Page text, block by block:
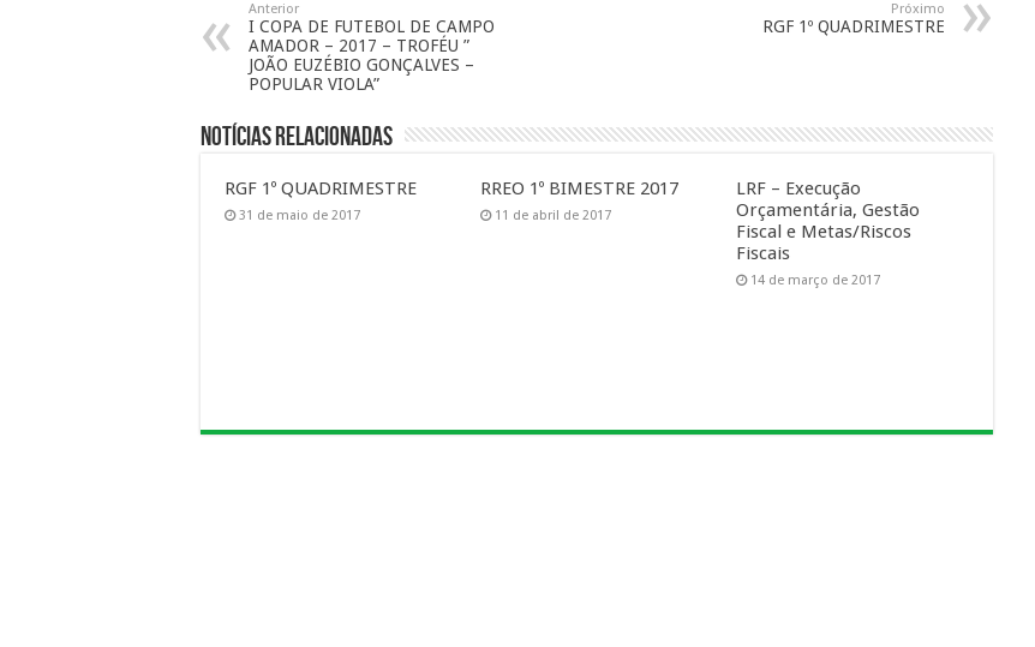
Anterior
I COPA DE FUTEBOL DE CAMPO
AMADOR – 2017 – TROFÉU ”
JOÃO EUZÉBIO GONÇALVES –
POPULAR VIOLA”
Próximo
RGF 1º QUADRIMESTRE
Notícias Relacionadas
RGF 1º QUADRIMESTRE
31 de maio de 2017
RREO 1º BIMESTRE 2017
11 de abril de 2017
LRF – Execução
Orçamentária, Gestão
Fiscal e Metas/Riscos
Fiscais
14 de março de 2017